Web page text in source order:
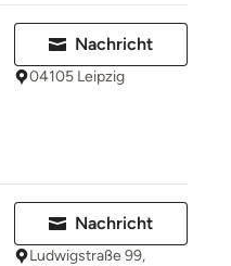
Nachricht
04105 Leipzig
Nachricht
Ludwigstraße 99,